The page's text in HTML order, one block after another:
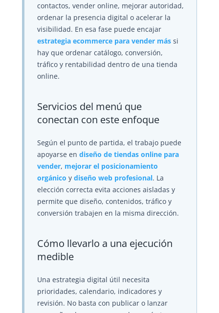
contactos, vender online, mejorar autoridad,
ordenar la presencia digital o acelerar la
visibilidad. En esa fase puede encajar
estrategia ecommerce para vender mássi
hay que ordenar catálogo, conversión,
tráfico y rentabilidad dentro de una tienda
online.
Servicios del menú que
conectan con este enfoque
Según el punto de partida, el trabajo puede
apoyarse en diseño de tiendas online para
vender, mejorar el posicionamiento
orgánico y diseño web profesional. La
elección correcta evita acciones aisladas y
permite que diseño, contenidos, tráfico y
conversión trabajen en la misma dirección.
Cómo llevarlo a una ejecución
medible
Una estrategia digital útil necesita
prioridades, calendario, indicadores y
revisión. No basta con publicar o lanzar